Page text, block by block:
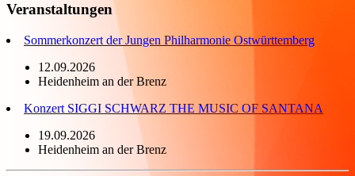
Veranstaltungen
Sommerkonzert der Jungen Philharmonie Ostwürttemberg
12.09.2026
Heidenheim an der Brenz
Konzert SIGGI SCHWARZ THE MUSIC OF SANTANA
19.09.2026
Heidenheim an der Brenz